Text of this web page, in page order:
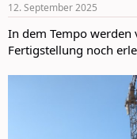
s
12. September 2025
In dem Tempo werden
Fertigstellung noch